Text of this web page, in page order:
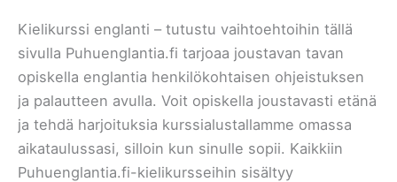
Kielikurssi englanti – tutustu vaihtoehtoihin tällä
sivulla Puhuenglantia.fi tarjoaa joustavan tavan
opiskella englantia henkilökohtaisen ohjeistuksen
ja palautteen avulla. Voit opiskella joustavasti etänä
ja tehdä harjoituksia kurssialustallamme omassa
aikataulussasi, silloin kun sinulle sopii. Kaikkiin
Puhuenglantia.fi-kielikursseihin sisältyy